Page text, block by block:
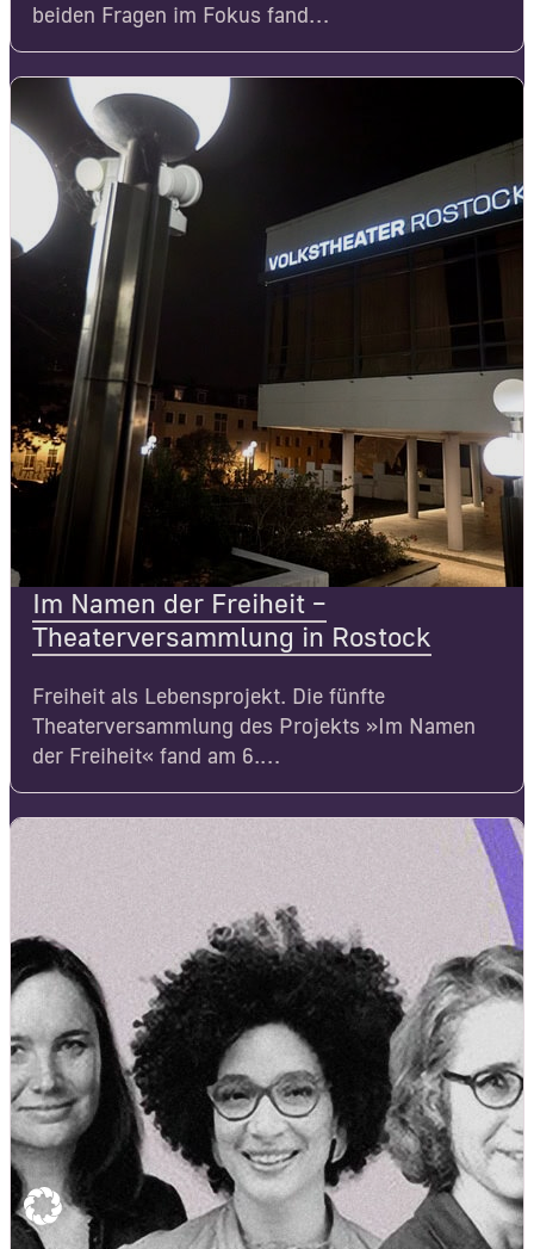
beiden Fragen im Fokus fand…
Im Namen der Freiheit –
Theaterversammlung in Rostock
Freiheit als Lebensprojekt. Die fünfte
Theaterversammlung des Projekts »Im Namen
der Freiheit« fand am 6.…